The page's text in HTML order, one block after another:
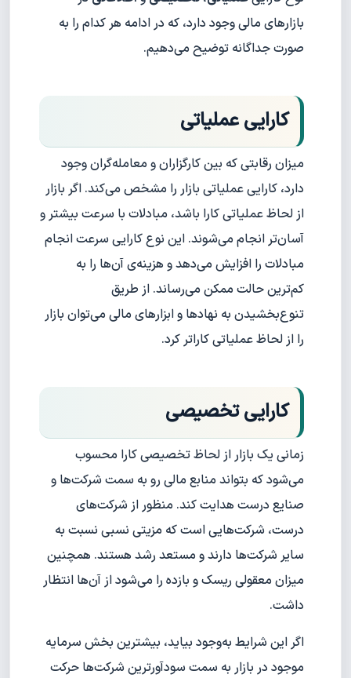
بازارهای مالی وجود دارد، که در ادامه هر کدام را به
صورت جداگانه توضیح می‌دهیم.
کارایی عملیاتی
میزان رقابتی که بین کارگزاران و معامله‌گران وجود
دارد، کارایی عملیاتی بازار را مشخص می‌کند. اگر بازار
از لحاظ عملیاتی کارا باشد، مبادلات با سرعت بیشتر و
آسان‌تر انجام می‌شوند. این نوع کارایی سرعت انجام
مبادلات را افزایش می‌دهد و هزینه‌ی آن‌ها را به
کم‌ترین حالت ممکن می‌رساند. از طریق
تنوع‌بخشیدن به نهادها و ابزارهای مالی می‌توان بازار
را از لحاظ عملیاتی کاراتر کرد.
کارایی تخصیصی
زمانی یک بازار از لحاظ تخصیصی کارا محسوب
می‌شود که بتواند منابع مالی رو به سمت شرکت‌ها و
صنایع درست هدایت کند. منظور از شرکت‌های
درست، شرکت‌هایی است که مزیتی نسبی نسبت به
سایر شرکت‌ها دارند و مستعد رشد هستند. همچنین
میزان معقولی ریسک و بازده را می‌شود از آن‌ها انتظار
داشت.
اگر این شرایط به‌وجود بیاید، بیشترین بخش سرمایه
موجود در بازار به سمت سود‌آورترین شرکت‌ها حرکت